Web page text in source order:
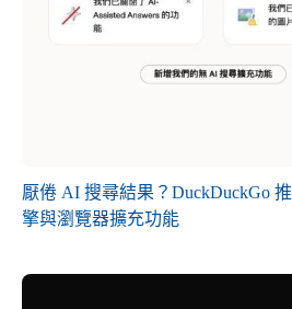
厭倦 AI 搜尋結果？DuckDuckGo
擎與瀏覽器擴充功能